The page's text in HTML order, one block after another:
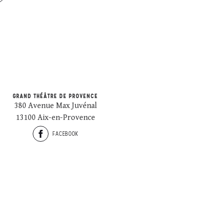
GRAND THÉÂTRE DE PROVENCE
380 Avenue Max Juvénal
13100 Aix-en-Provence
FACEBOOK